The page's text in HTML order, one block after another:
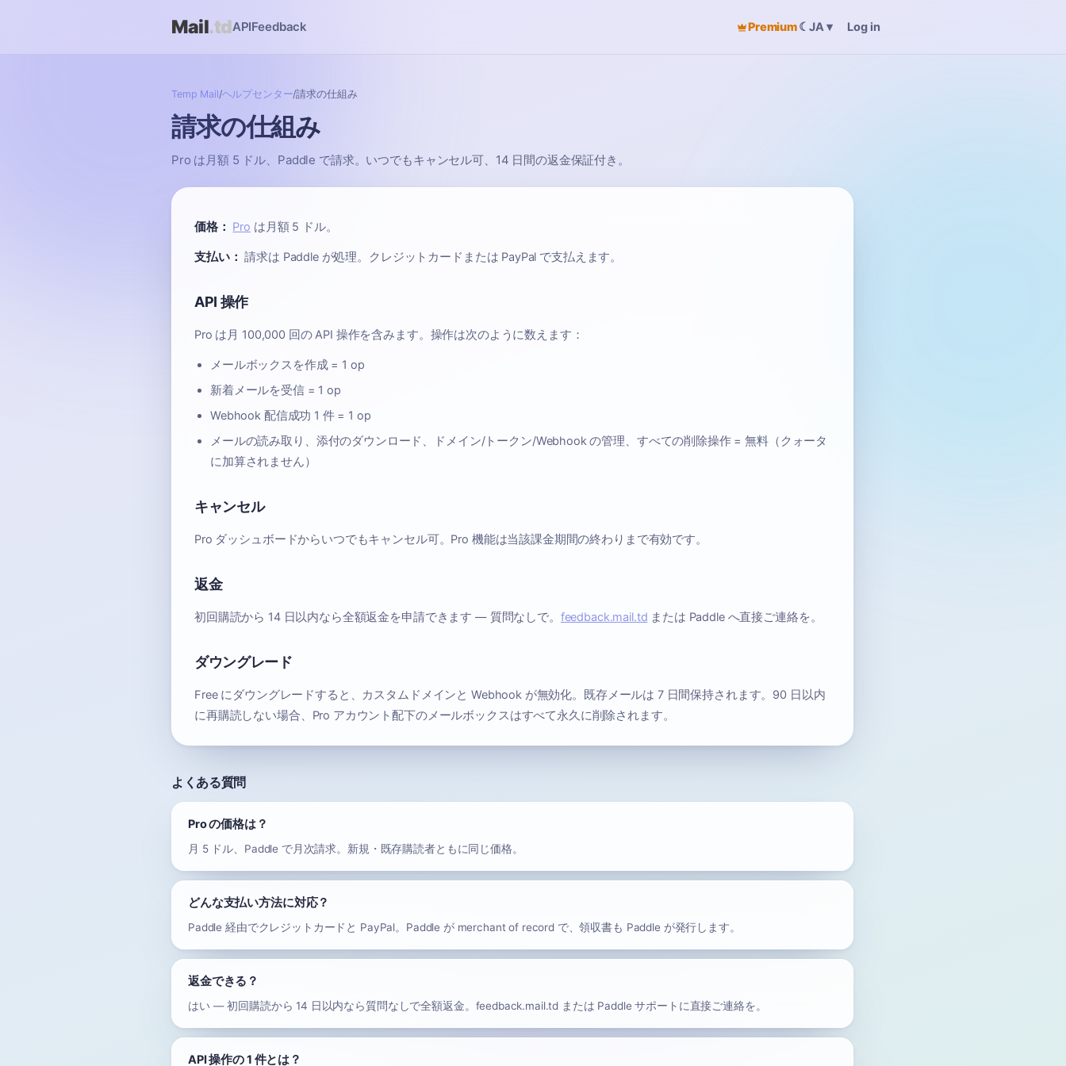
Mail.tdAPIFeedback Premium☾ JA▾ Log in
Temp Mail/ヘルプセンター/請求の仕組み
請求の仕組み
Pro は月額 5 ドル、Paddle で請求。いつでもキャンセル可、14 日間の返金保証付き。
価格： Pro は月額 5 ドル。
支払い： 請求は Paddle が処理。クレジットカードまたは PayPal で支払えます。
API 操作
Pro は月 100,000 回の API 操作を含みます。操作は次のように数えます：
メールボックスを作成 = 1 op
新着メールを受信 = 1 op
Webhook 配信成功 1 件 = 1 op
メールの読み取り、添付のダウンロード、ドメイン/トークン/Webhook の管理、すべての削除操作 = 無料（クォータ
に加算されません）
キャンセル
Pro ダッシュボードからいつでもキャンセル可。Pro 機能は当該課金期間の終わりまで有効です。
返金
初回購読から 14 日以内なら全額返金を申請できます — 質問なしで。 feedback.mail.td または Paddle へ直接ご連絡を。
ダウングレード
Free にダウングレードすると、カスタムドメインと Webhook が無効化。既存メールは 7 日間保持されます。90 日以内
に再購読しない場合、Pro アカウント配下のメールボックスはすべて永久に削除されます。
よくある質問
Pro の価格は？
月 5 ドル、Paddle で月次請求。新規・既存購読者ともに同じ価格。
どんな支払い方法に対応？
Paddle 経由でクレジットカードと PayPal。Paddle が merchant of record で、領収書も Paddle が発行します。
返金できる？
はい — 初回購読から 14 日以内なら質問なしで全額返金。feedback.mail.td または Paddle サポートに直接ご連絡を。
API 操作の 1 件とは？